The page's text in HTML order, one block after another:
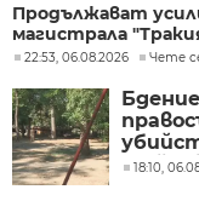
Продължават
магистрала
22:53, 06.08.2026 Чете
18:10,